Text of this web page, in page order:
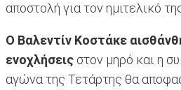
αποστολή για τον ημιτελικό
Ο Βαλεντίν Κοστάκε
ενοχλήσεις στον μηρό και η
αγώνα της Τετάρτης θα